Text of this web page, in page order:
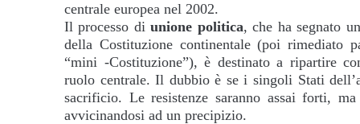
centrale europea nel 2002.
Il processo diunione politica, che ha segnato
della Costituzione continentale (poi rimediato
“mini -Costituzione”), è destinato a ripartire
ruolo centrale. Il dubbio è se i singoli Stati
sacrificio. Le resistenze saranno assai forti, ma
avvicinandosi ad un precipizio.